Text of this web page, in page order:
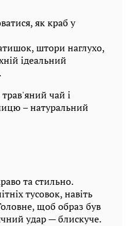
як краб у
штори наглухо,
ідеальний
чай і
– натуральний
та стильно.
тусовок, навіть
щоб образ був
удар — блискуче.